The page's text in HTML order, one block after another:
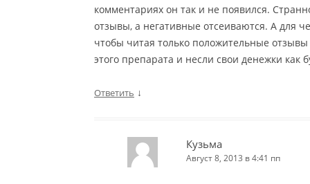
комментариях он так и не появился.
отзывы, а негативные отсеиваются. А для
чтобы читая только положительные
этого препарата и несли свои денежки как
Ответить ↓
Кузьма
Август 8, 2013 в 4:41 пп